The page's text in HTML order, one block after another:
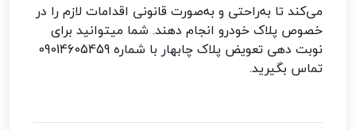
می‌کند تا به‌راحتی و به‌صورت قانونی اقدامات لازم را در
خصوص پلاک خودرو انجام دهند. شما میتوانید برای
نوبت دهی تعویض پلاک چابهار با شماره 09014605459
تماس بگیرید.